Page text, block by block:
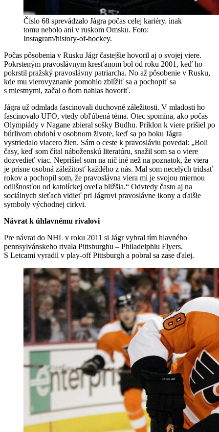
Číslo 68 sprevádzalo Jágra počas celej kariéry. inak
tomu nebolo ani v ruskom Omsku. Foto:
Instagram/history-of-hockey.
Počas pôsobenia v Rusku Jágr častejšie hovoril aj o svojej viere.
Pokrsteným pravoslávnym kresťanom bol od roku 2001, keď ho
pokrstil pražský pravoslávny patriarcha. No až pôsobenie v Rusku,
kde mu vierovyznanie pomohlo zblížiť sa a pochopiť sa
s miestnymi, začal o ňom nahlas hovoriť.
Jágra už odmlada fascinovali duchovné záležitosti. V mladosti ho
fascinovalo UFO, vtedy obľúbená téma. Otec spomína, ako počas
Olympiády v Nagane zbieral sošky Budhu. Príklon k viere prišiel po
búrlivom období v osobnom živote, keď sa po boku Jágra
vystriedalo viacero žien. Sám o ceste k pravosláviu povedal: „Boli
časy, keď som čítal náboženskú literatúru, snažil som sa o viere
dozvedieť viac. Neprišiel som na nič iné než na poznatok, že viera
je prísne osobná záležitosť každého z nás. Mal som necelých tridsať
rokov a pochopil som, že pravoslávna viera mi je svojou miernou
odlišnosťou od katolíckej oveľa bližšia.“ Odvtedy často aj na
sociálnych sieťach vidieť pri Jágrovi pravoslávne ikony a ďalšie
symboly východnej cirkvi.
Návrat k úhlavnému rivalovi
Pre návrat do NHL v roku 2011 si Jágr vybral tím hlavného
pennsylvánskeho rivala Pittsburghu – Philadelphiu Flyers.
S Letcami vyradil v play-off Pittsburgh a pobral sa zase ďalej.